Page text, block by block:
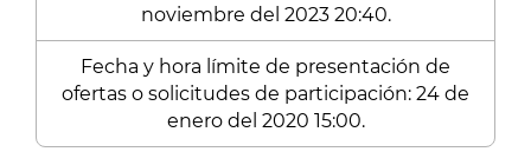
noviembre del 2023 20:40.
Fecha y hora límite de presentación de
ofertas o solicitudes de participación: 24 de
enero del 2020 15:00.